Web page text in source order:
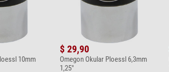
10mm
$ 29,90
Omegon Okular Ploessl 6,3mm
1,25"